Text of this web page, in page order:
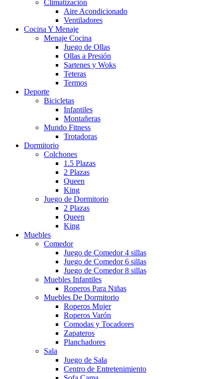
Climatización
Aire Acondicionado
Ventiladores
Cocina Y Menaje
Menaje Cocina
Juego de Ollas
Ollas a Presión
Sartenes y Woks
Teteras
Termos
Deporte
Bicicletas
Infantiles
Montañeras
Mundo Fitness
Trotadoras
Dormitorio
Colchones
1.5 Plazas
2 Plazas
Queen
King
Juego de Dormitorio
2 Plazas
Queen
King
Muebles
Comedor
Juego de Comedor 4 sillas
Juego de Comedor 6 sillas
Juego de Comedor 8 sillas
Muebles Infantiles
Roperos Para Niñas
Muebles De Dormitorio
Roperos Mujer
Roperos Varón
Comodas y Tocadores
Zapateros
Planchadores
Sala
Juego de Sala
Centro de Entretenimiento